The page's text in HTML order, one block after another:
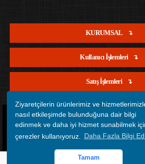
Ziyaretçilerin ürünlerimiz ve
nasıl etkileşimde bulunduğuna dair bilgi
edinmek ve daha iyi hizmet sunabilmek
çerezler kullanıyoruz.
Daha Fazla Bilgi
Tamam
KURUMSAL
Kullanıcı İşlemleri
Satış İşlemleri
Copyright © 2012 - 2026 Tüm Hakları
reserved.